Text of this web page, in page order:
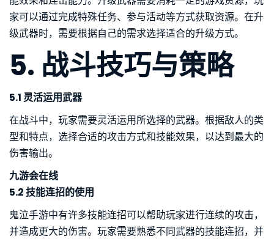
家可以通过完成特殊任务、参与活动等方式获取资源。在升
级武器时，需要根据自己的需求选择适合的升级方式。
5. 战斗技巧与策略
5.1 灵活运用武器
在战斗中，玩家需要灵活运用所选择的武器。根据敌人的类
型和特点，选择合适的攻击方式和技能效果，以达到最大的
伤害输出。
九游会在线
5.2 技能连招的使用
鬼泣手游中有许多技能连招可以帮助玩家进行连续的攻击，
并造成更大的伤害。玩家需要熟悉不同武器的技能连招，并